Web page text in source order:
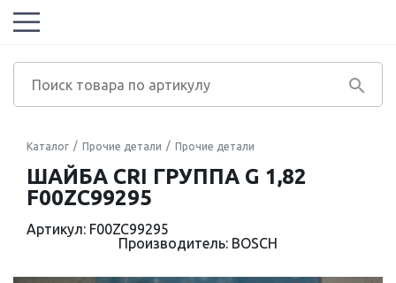
Каталог Прочие детали Прочие детали
ШАЙБА CRI ГРУППА G 1,82
F00ZC99295
Артикул: F00ZC99295
Производитель: BOSCH